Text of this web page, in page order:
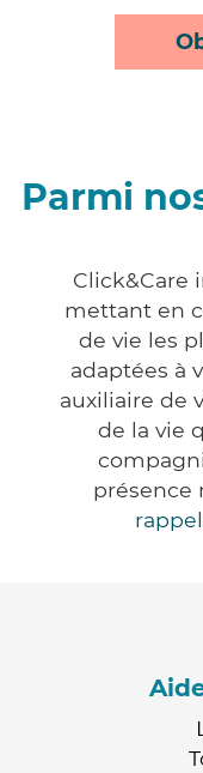
Parmi
Click&Care
mettant en
de vie les
adaptées à
auxiliaire de
de la vie
présence